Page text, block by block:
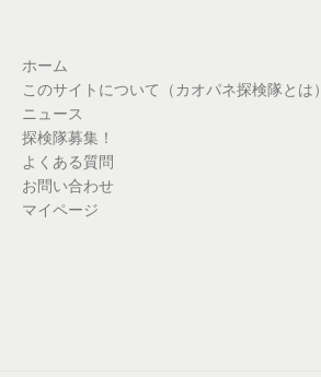
ホーム
このサイトについて（カオパネ探検隊とは）
ニュース
探検隊募集！
よくある質問
お問い合わせ
マイページ